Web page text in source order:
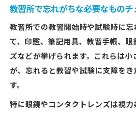
教習所で忘れがちな必要なものチ
教習所での教習開始時や試験時に忘
て、印鑑、筆記用具、教習手帳、眼
ズなどが挙げられます。これらは小
が、忘れると教習や試験に支障をき
す。
特に眼鏡やコンタクトレンズは視力